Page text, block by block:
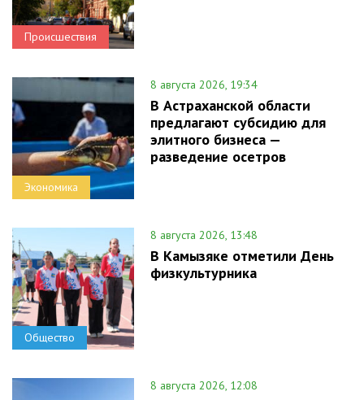
Происшествия
Экономика
8 августа 2026, 19:34
В Астраханской области
предлагают субсидию для
элитного бизнеса —
разведение осетров
Общество
8 августа 2026, 13:48
В Камызяке отметили День
физкультурника
8 августа 2026, 12:08